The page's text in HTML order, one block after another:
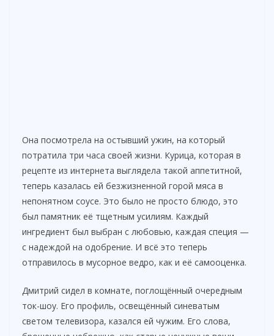
Она посмотрела на остывший ужин, на который
потратила три часа своей жизни. Курица, которая в
рецепте из интернета выглядела такой аппетитной,
теперь казалась ей безжизненной горой мяса в
непонятном соусе. Это было не просто блюдо, это
был памятник её тщетным усилиям. Каждый
ингредиент был выбран с любовью, каждая специя —
с надеждой на одобрение. И всё это теперь
отправилось в мусорное ведро, как и её самооценка.
Дмитрий сидел в комнате, поглощённый очередным
ток-шоу. Его профиль, освещённый синеватым
светом телевизора, казался ей чужим. Его слова,